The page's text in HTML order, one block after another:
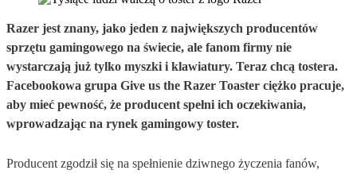
Razer jest znany, jako jeden z największych producentów
sprzętu gamingowego na świecie, ale fanom firmy nie
wystarczają już tylko myszki i klawiatury. Teraz chcą tostera.
Facebookowa grupa Give us the Razer Toaster ciężko pracuje,
aby mieć pewność, że producent spełni ich oczekiwania,
wprowadzając na rynek gamingowy toster.
Producent zgodził się na spełnienie dziwnego życzenia fanów,